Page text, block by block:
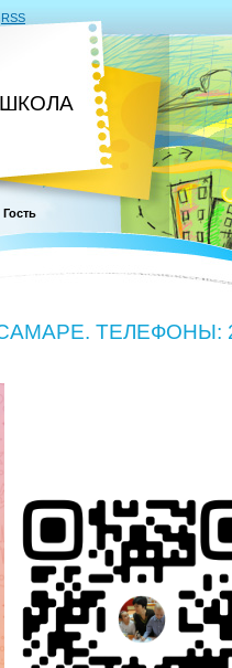
RSS
Гость
ТЕЛЕФОНЫ: